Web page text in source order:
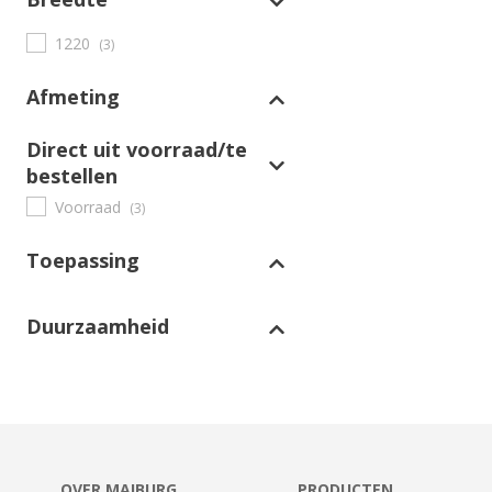
1220 (3)
Afmeting
Direct uit voorraad/te
bestellen
Voorraad (3)
Toepassing
Duurzaamheid